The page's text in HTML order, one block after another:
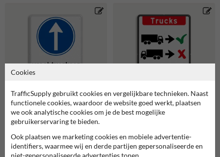
Routebord RVV D04
vrachtverkeer / vrachtauto
Verkeersbord - vrachtwagens
Cookies
TrafficSupply gebruikt cookies en vergelijkbare technieken. Naast
functionele cookies, waardoor de website goed werkt, plaatsen
we ook analytische cookies om je de best mogelijke
gebruikerservaring te bieden.
Ook plaatsen we marketing cookies en mobiele advertentie-
identifiers, waarmee wij en derde partijen gepersonaliseerde en
niet-gepersonaliseerde advertenties tonen